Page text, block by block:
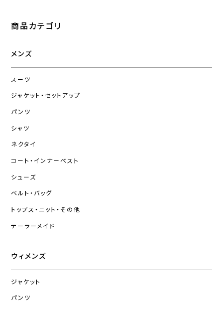
商品カテゴリ
メンズ
スーツ
ジャケット・セットアップ
パンツ
シャツ
ネクタイ
コート・インナーベスト
シューズ
ベルト・バッグ
トップス・ニット・その他
テーラーメイド
ウィメンズ
ジャケット
パンツ